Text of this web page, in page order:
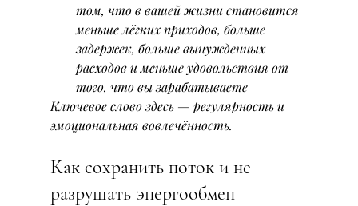
том, что в вашей жизни становится
меньше лёгких приходов, больше
задержек, больше вынужденных
расходов и меньше удовольствия от
того, что вы зарабатываете
Ключевое слово здесь — регулярность и
эмоциональная вовлечённость.
Как сохранить поток и не
разрушать энергообмен